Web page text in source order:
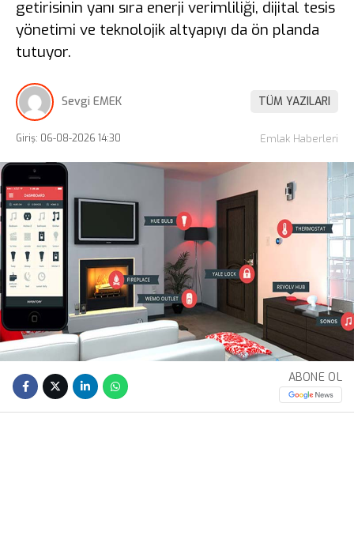
getirisinin yanı sıra enerji verimliliği, dijital tesis
yönetimi ve teknolojik altyapıyı da ön planda
tutuyor.
Sevgi EMEK TÜM YAZILARI
Giriş: 06-08-2026 14:30 Emlak Haberleri
ABONE OL